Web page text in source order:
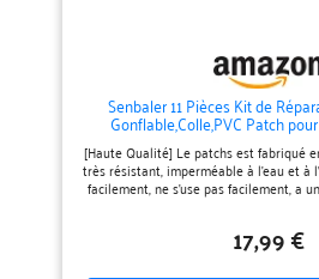
Senbaler 11 Pièces Kit de
Gonflable,Colle,PVC Patch
Piscine,Radeau de
[Haute Qualité] Le patchs est fabriqué
très résistant, imperméable à l'eau et à
facilement, ne s'use pas facilement, a
peut être utilisé pendant longtemps,
pas du contact avec l'eau, ne peut
Utiliser] Kit de réparation de bateau
17,99 €